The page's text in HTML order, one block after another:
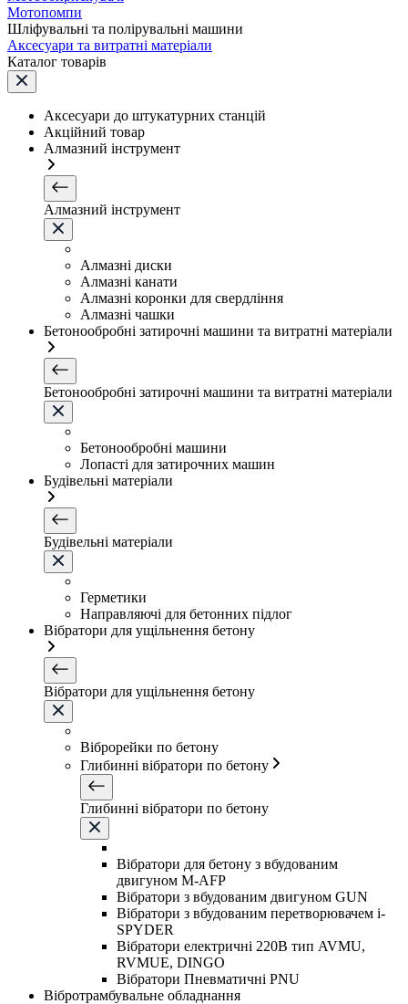
Мотопомпи
Шліфувальні та полірувальні машини
Аксесуари та витратні матеріали
Каталог товарів
Аксесуари до штукатурних станцій
Акційний товар
Алмазний інструмент
Алмазний інструмент
Алмазні диски
Алмазні канати
Алмазні коронки для свердління
Алмазні чашки
Бетонообробні затирочні машини та витратні матеріали
Бетонообробні затирочні машини та витратні матеріали
Бетонообробні машини
Лопасті для затирочних машин
Будівельні матеріали
Будівельні матеріали
Герметики
Направляючі для бетонних підлог
Вібратори для ущільнення бетону
Вібратори для ущільнення бетону
Віброрейки по бетону
Глибинні вібратори по бетону
Глибинні вібратори по бетону
Вібратори для бетону з вбудованим
двигуном M-AFP
Вібратори з вбудованим двигуном GUN
Вібратори з вбудованим перетворювачем i-
SPYDER
Вібратори електричні 220B тип AVMU,
RVMUE, DINGO
Вібратори Пневматичні PNU
Вібротрамбувальне обладнання